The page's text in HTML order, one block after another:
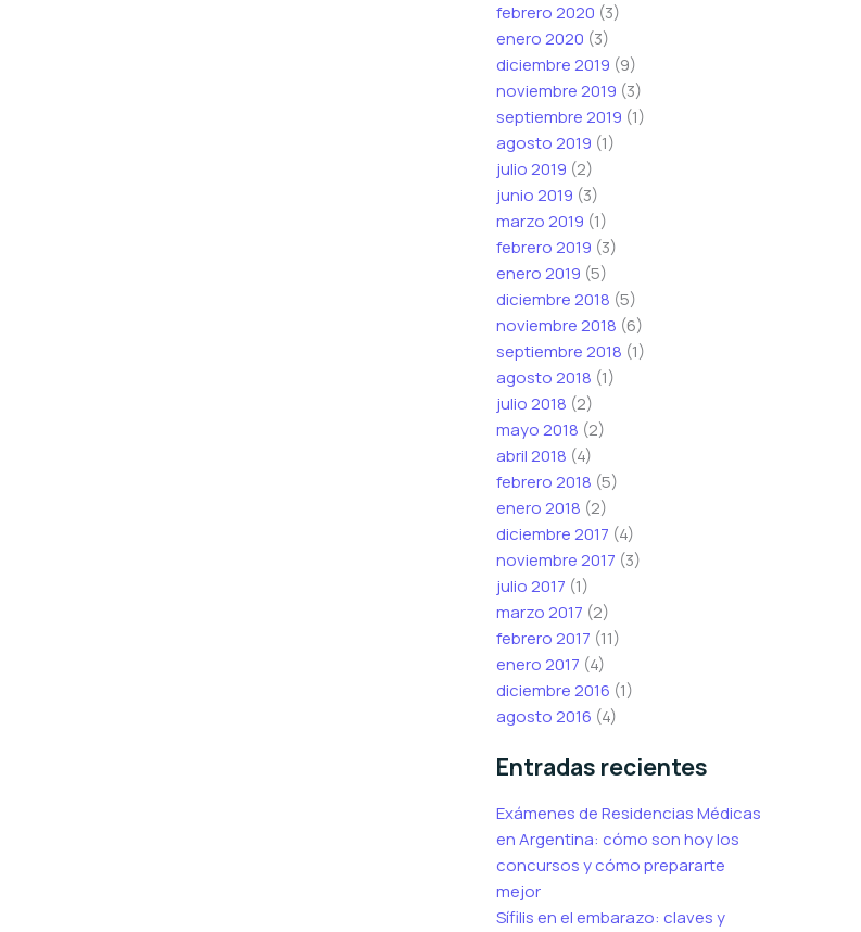
febrero 2020 (3)
enero 2020 (3)
diciembre 2019 (9)
noviembre 2019 (3)
septiembre 2019 (1)
agosto 2019 (1)
julio 2019 (2)
junio 2019 (3)
marzo 2019 (1)
febrero 2019 (3)
enero 2019 (5)
diciembre 2018 (5)
noviembre 2018 (6)
septiembre 2018 (1)
agosto 2018 (1)
julio 2018 (2)
mayo 2018 (2)
abril 2018 (4)
febrero 2018 (5)
enero 2018 (2)
diciembre 2017 (4)
noviembre 2017 (3)
julio 2017 (1)
marzo 2017 (2)
febrero 2017 (11)
enero 2017 (4)
diciembre 2016 (1)
agosto 2016 (4)
Entradas recientes
Exámenes de Residencias Médicas
en Argentina: cómo son hoy los
concursos y cómo prepararte
mejor
Sífilis en el embarazo: claves y